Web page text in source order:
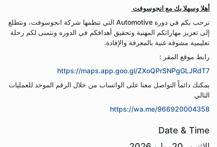
أهلا وسهلا بك مع انجوسوفت
نرحب بكم في دورة Automotive التي تنظمها شركة انجوسوفت، ونتطلع
إلى تعزيز مهاراتكم المهنية وتحقيق أهدافكم في الدوره ونتمنى لكم رحلة
تعليمية مشوقة غنية بالمعرفة والإفادة.
رابط موقع المقر :
https://maps.app.goo.gl/ZXoQPrSNPgGLJRdT7
يمكنك دائماً التواصل معنا على الواتساب من خلال الرقم الموحد للعمليات
التالي
https://wa.me/966920004358
Date & Time